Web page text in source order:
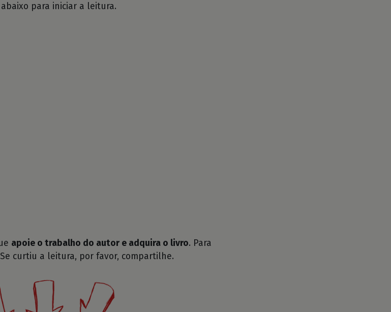
abaixo para iniciar a leitura.
apoie o trabalho do autor e adquira o livro. Para
curtiu a leitura, por favor, compartilhe.